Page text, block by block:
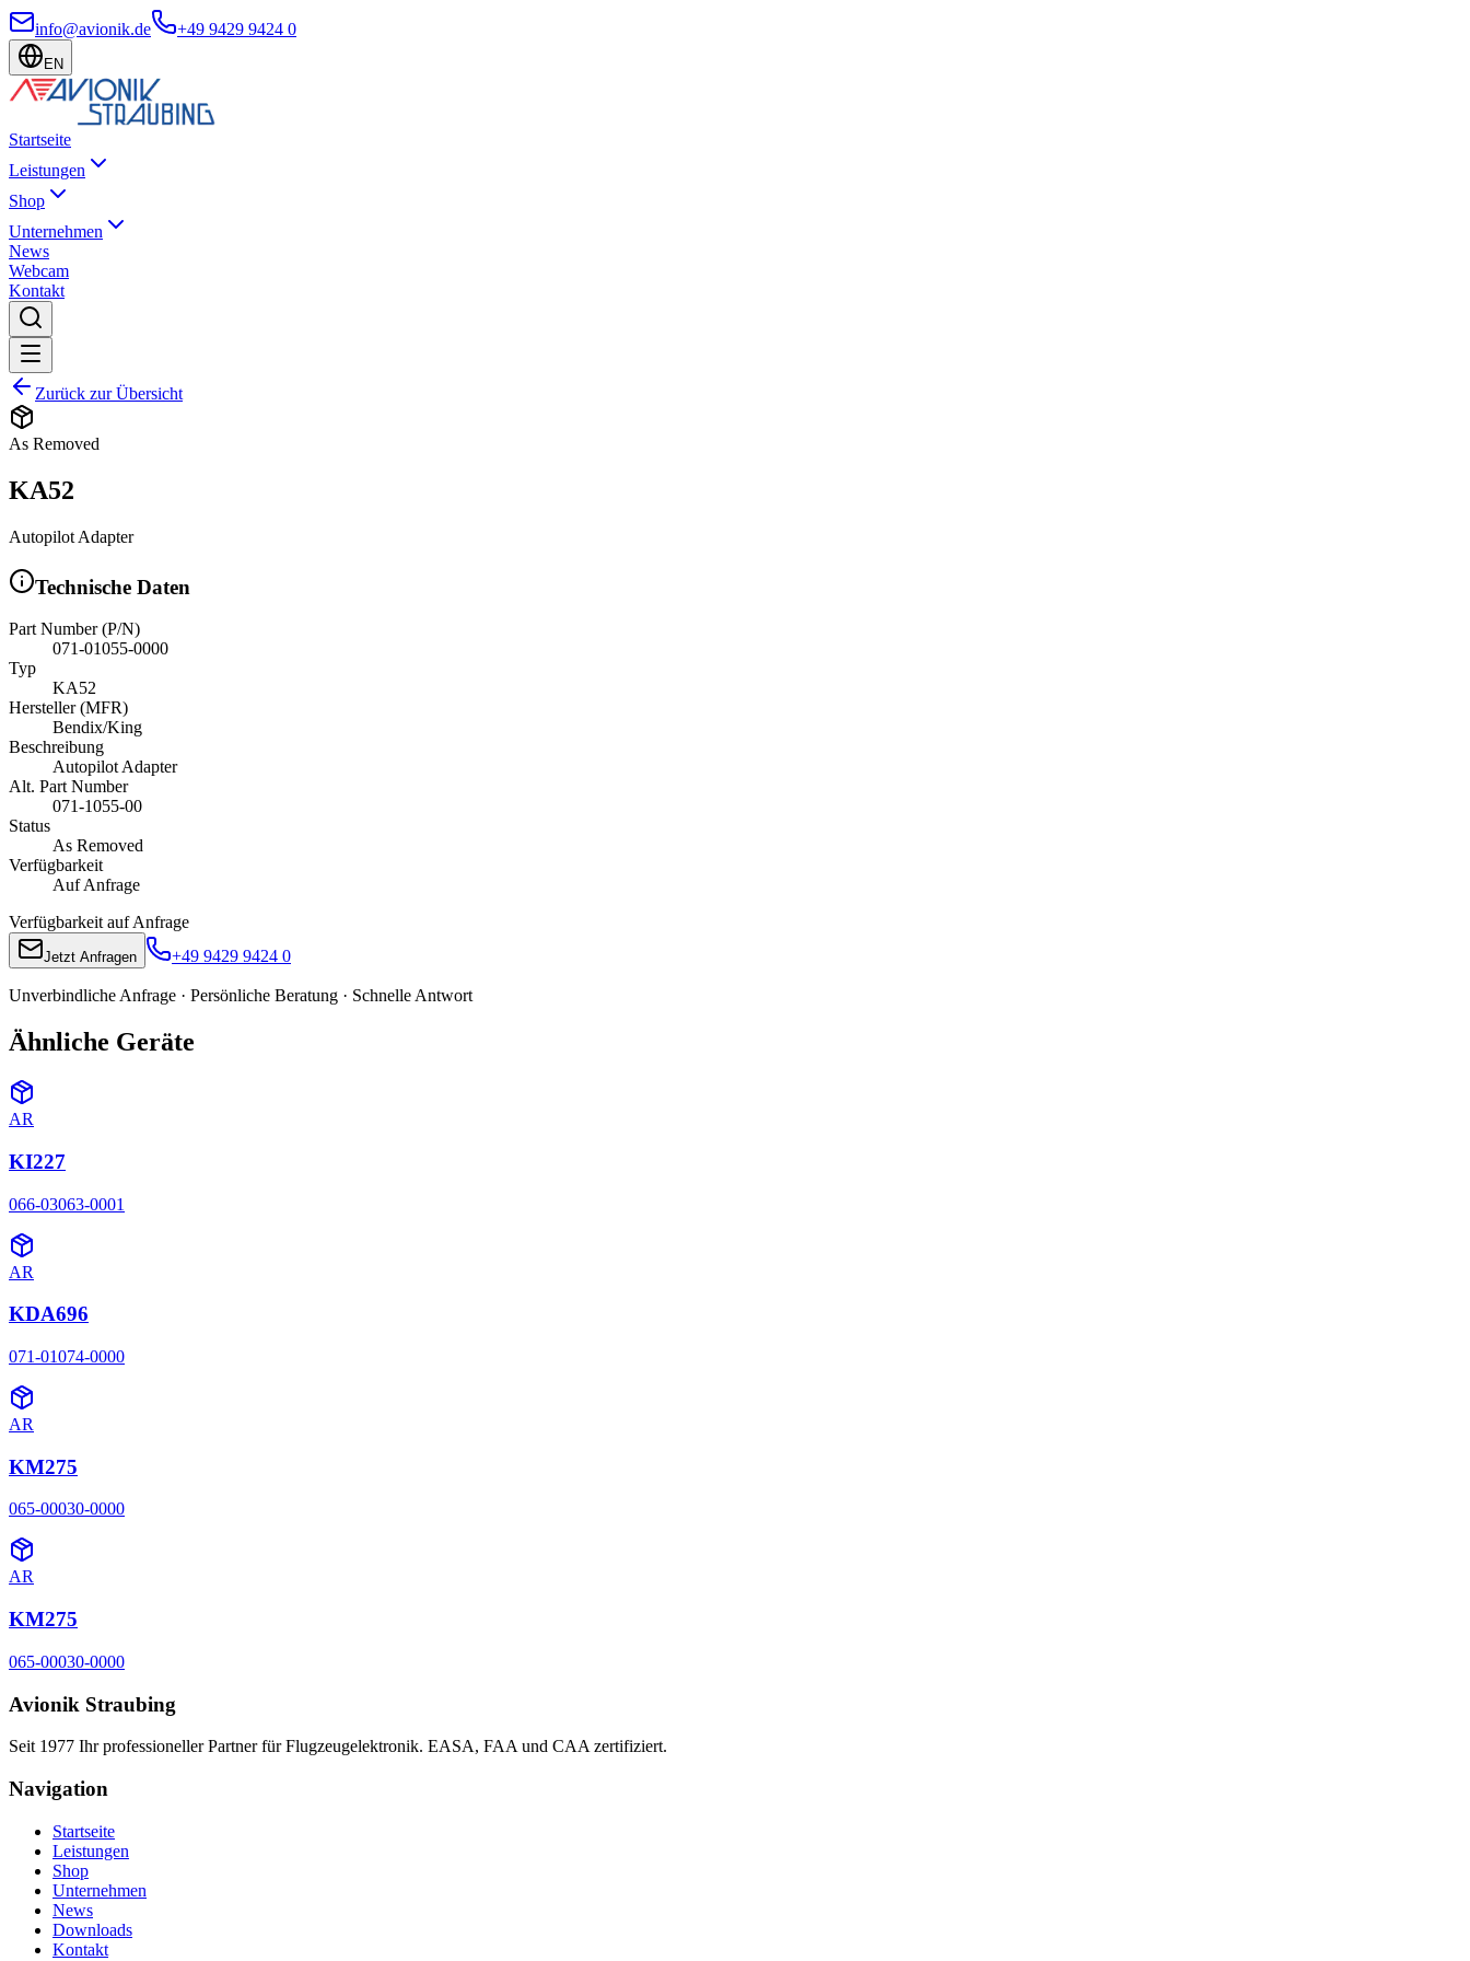
info@avionik.de +49 9429 9424 0
EN
Startseite
Leistungen
Shop
Unternehmen
News
Webcam
Kontakt
Zurück zur Übersicht
As Removed
KA52
Autopilot Adapter
Technische Daten
Part Number (P/N)
071-01055-0000
Typ
KA52
Hersteller (MFR)
Bendix/King
Beschreibung
Autopilot Adapter
Alt. Part Number
071-1055-00
Status
As Removed
Verfügbarkeit
Auf Anfrage
Verfügbarkeit auf Anfrage
Jetzt Anfragen +49 9429 9424 0
Unverbindliche Anfrage · Persönliche Beratung · Schnelle Antwort
Ähnliche Geräte
AR
KI227
066-03063-0001
AR
KDA696
071-01074-0000
AR
KM275
065-00030-0000
AR
KM275
065-00030-0000
Avionik Straubing
Seit 1977 Ihr professioneller Partner für Flugzeugelektronik. EASA, FAA und CAA zertifiziert.
Navigation
Startseite
Leistungen
Shop
Unternehmen
News
Downloads
Kontakt